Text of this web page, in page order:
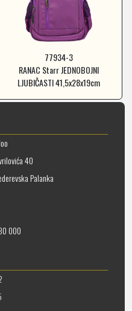
77934-3
RANAC Starr JEDNOBOJNI
LJUBIČASTI 41,5x28x19cm
40
Palanka
000